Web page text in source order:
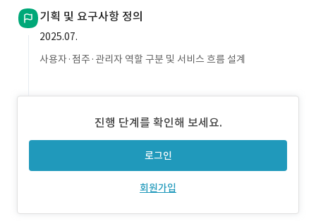
기획 및 요구사항 정의
2025.07.
사용자·점주·관리자 역할 구분 및 서비스 흐름 설계
진행 단계를 확인해 보세요.
로그인
회원가입